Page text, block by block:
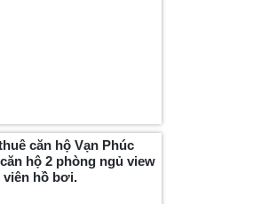
căn hộ Vạn Phúc
hộ 2 phòng ngủ view
viên hồ bơi.